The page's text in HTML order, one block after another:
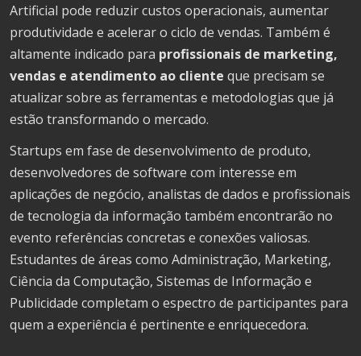
Artificial pode reduzir custos operacionais, aumentar
produtividade e acelerar o ciclo de vendas. Também é
altamente indicado para profissionais de marketing,
vendas e atendimento ao cliente que precisam se
atualizar sobre as ferramentas e metodologias que já
estão transformando o mercado.
Startups em fase de desenvolvimento de produto,
desenvolvedores de software com interesse em
aplicações de negócio, analistas de dados e profissionais
de tecnologia da informação também encontrarão no
evento referências concretas e conexões valiosas.
Estudantes de áreas como Administração, Marketing,
Ciência da Computação, Sistemas de Informação e
Publicidade completam o espectro de participantes para
quem a experiência é pertinente e enriquecedora.